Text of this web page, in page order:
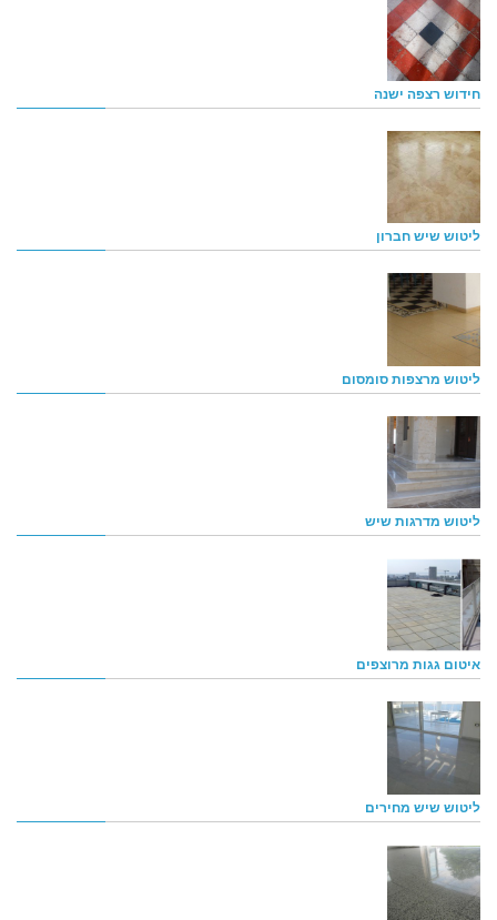
חידוש רצפה ישנה
ליטוש שיש חברון
ליטוש מרצפות סומסום
ליטוש מדרגות שיש
איטום גגות מרוצפים
ליטוש שיש מחירים